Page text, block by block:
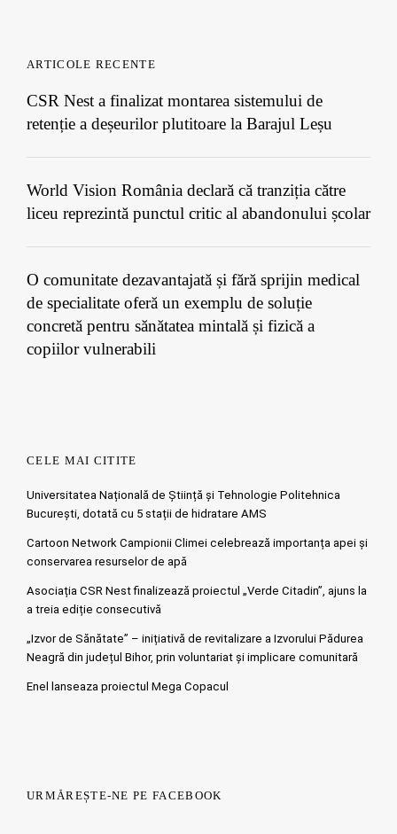
ARTICOLE RECENTE
CSR Nest a finalizat montarea sistemului de
retenție a deșeurilor plutitoare la Barajul Leșu
World Vision România declară că tranziția către
liceu reprezintă punctul critic al abandonului școlar
O comunitate dezavantajată și fără sprijin medical
de specialitate oferă un exemplu de soluție
concretă pentru sănătatea mintală și fizică a
copiilor vulnerabili
CELE MAI CITITE
Universitatea Națională de Știință și Tehnologie Politehnica
București, dotată cu 5 stații de hidratare AMS
Cartoon Network Campionii Climei celebrează importanța apei și
conservarea resurselor de apă
Asociația CSR Nest finalizează proiectul „Verde Citadin”, ajuns la
a treia ediție consecutivă
„Izvor de Sănătate” – inițiativă de revitalizare a Izvorului Pădurea
Neagră din județul Bihor, prin voluntariat și implicare comunitară
Enel lanseaza proiectul Mega Copacul
URMĂREȘTE-NE PE FACEBOOK